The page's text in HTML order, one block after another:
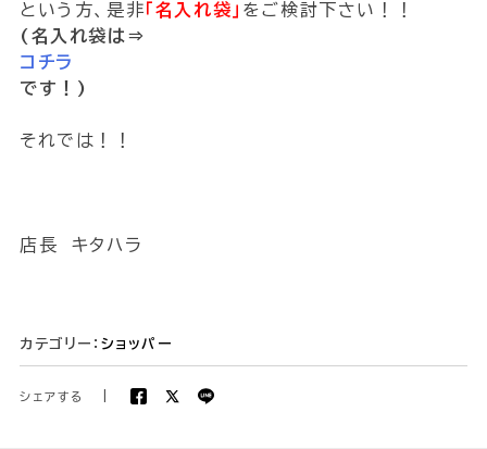
という方、是非｢名入れ袋｣ をご検討下さい！！
(名入れ袋は⇒
コチラ
です！)
それでは！！
店長 キタハラ
カテゴリー： ショッパー
シェアする